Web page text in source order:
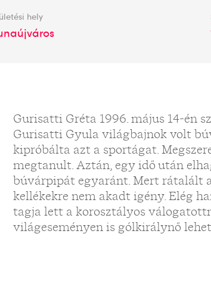
hely
Gurisatti Gréta 1996. május 14-én
Gurisatti Gyula világbajnok volt
kipróbálta azt a sportágat.
megtanult. Aztán, egy idő után
búvárpipát egyaránt. Mert rátalált
kellékekre nem akadt igény. Elég
tagja lett a korosztályos
világeseményen is gólkirálynő